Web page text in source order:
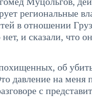
региональные
в отношении
и сказали, что
об
давление на меня
с